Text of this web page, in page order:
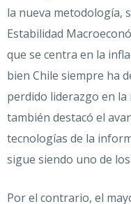
la nueva metodología,
Estabilidad
que se centra en la
bien Chile siempre ha
perdido liderazgo en la
también destacó el
tecnologías de la
sigue siendo uno de
Por el contrario, el